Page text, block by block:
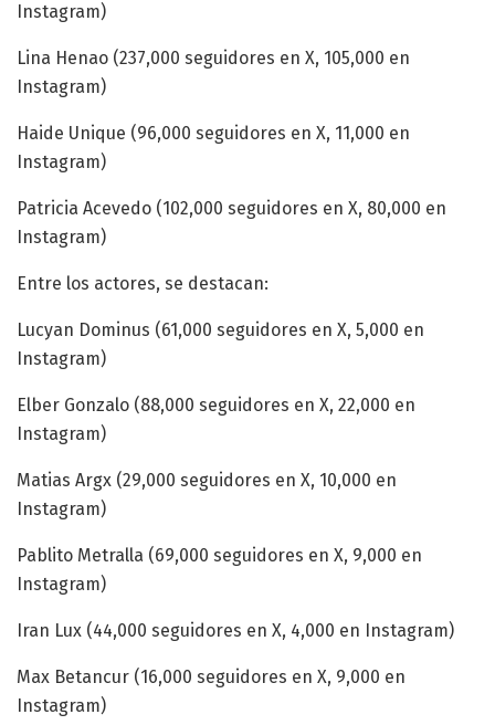
Instagram)
Lina Henao (237,000 seguidores en X, 105,000 en
Instagram)
Haide Unique (96,000 seguidores en X, 11,000 en
Instagram)
Patricia Acevedo (102,000 seguidores en X, 80,000 en
Instagram)
Entre los actores, se destacan:
Lucyan Dominus (61,000 seguidores en X, 5,000 en
Instagram)
Elber Gonzalo (88,000 seguidores en X, 22,000 en
Instagram)
Matias Argx (29,000 seguidores en X, 10,000 en
Instagram)
Pablito Metralla (69,000 seguidores en X, 9,000 en
Instagram)
Iran Lux (44,000 seguidores en X, 4,000 en Instagram)
Max Betancur (16,000 seguidores en X, 9,000 en
Instagram)